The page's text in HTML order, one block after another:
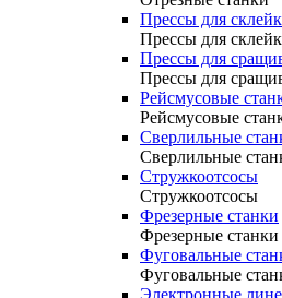
Прессы для
Прессы для
Прессы для
Прессы для
Рейсмусовые
Рейсмусовые
Сверлильные
Сверлильные
Стружкоотсосы
Стружкоотсосы
Фрезерные станки
Фрезерные станки
Фуговальные
Фуговальные
Электронные